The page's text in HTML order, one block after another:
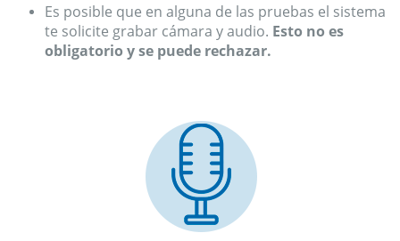
Es posible que en alguna de las pruebas el sistema
te solicite grabar cámara y audio. Esto no es
obligatorio y se puede rechazar.